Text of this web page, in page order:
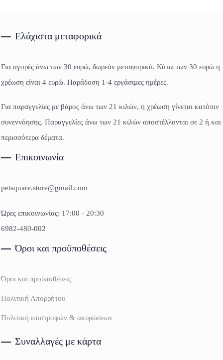
Ελάχιστα μεταφορικά
Για αγορές άνω των 30 ευρώ, δωρεάν μεταφορικά. Κάτω των 30 ευρώ η
χρέωση είναι 4 ευρώ. Παράδοση 1-4 εργάσιμες ημέρες.
Για παραγγελίες με βάρος άνω των 21 κιλών, η χρέωση γίνεται κατόπιν
συνεννόησης. Παραγγελίες άνω των 21 κιλών αποστέλλονται σε 2 ή και
περισσότερα δέματα.
Επικοινωνία
petsquare.store@gmail.com
Ώρες επικοινωνίας: 17:00 - 20:30
6982-480-002
Όροι και προϋποθέσεις
Όροι και προϋποθέσεις
Πολιτική Απορρήτου
Πολιτική επιστροφών & ακυρώσεων
Συναλλαγές με κάρτα